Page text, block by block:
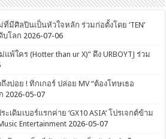
มีศิลปินเป็นหัวใจหลัก ร่วมก่อตั้งโดย ‘TEN’
บโลก 2026-07-06
แพ้ใคร (Hotter than ur X)” ดึง URBOYTJ ร่วม
บ่อย ! ทิกเกอร์ ปล่อย MV “ต้องโทษเธอ
2026-05-07
ะเดิมเบอร์แรกค่าย ‘GX10 ASIA’ โปรเจกต์ข้าม
Entertainment 2026-05-07